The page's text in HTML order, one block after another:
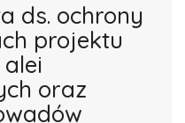
ds. ochrony
projektu
oraz